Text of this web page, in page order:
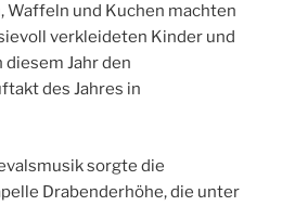
Waffeln und Kuchen machten
verkleideten Kinder und
diesem Jahr den
des Jahres in
sorgte die
Drabenderhöhe, die unter